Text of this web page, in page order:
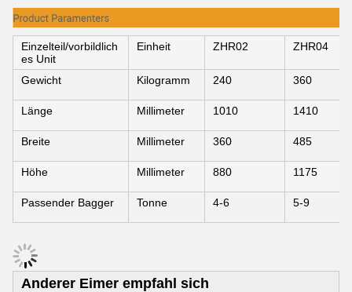
Einzelteil/vorbildlich
es Unit
Einheit ZHR02 ZHR04
Gewicht Kilogramm 240 360
Länge Millimeter 1010 1410
Breite Millimeter 360 485
Höhe Millimeter 880 1175
Passender Bagger Tonne 4-6 5-9
Anderer Eimer empfahl sich